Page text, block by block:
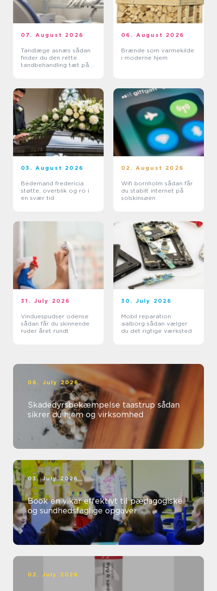
07. August 2026
Tandlæge asnæs sådan
finder du den rette
tandbehandling tæt på
06. August 2026
Brænde som varmekilde
i moderne hjem
03. August 2026
Bedemand fredericia
støtte, overblik og ro i
en svær tid
02. August 2026
Wifi bornholm sådan får
du stabilt internet på
solskinsøen
31. July 2026
Vinduespudser odense
sådan får du skinnende
ruder året rundt
30. July 2026
Mobil reparation
aalborg sådan vælger
du det rigtige værksted
06. July 2026
Skadedyrsbekæmpelse taastrup sådan
sikrer du hjem og virksomhed
03. July 2026
Book en vikar effektivt til pædagogiske
og sundhedsfaglige opgaver
02. July 2026